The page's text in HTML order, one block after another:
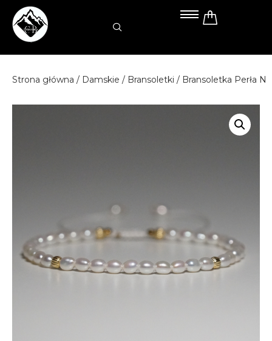
Przejdź
Strona główna / Damskie / Bransoletki / Bransoletka Perła